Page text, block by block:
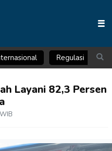
Regulasi
Layani 82,3 Persen